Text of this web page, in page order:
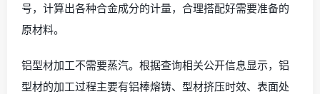
号，计算出各种合金成分的计量，合理搭配好需要准备的
原材料。
铝型材加工不需要蒸汽。根据查询相关公开信息显示，铝
型材的加工过程主要有铝棒熔铸、型材挤压时效、表面处